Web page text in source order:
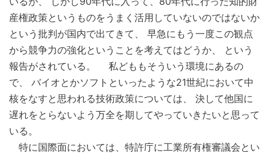
産権政策というものをうまく活用していないのではないか
という批判が国内で出てきて、 早急にもう一度この観点
から競争力の強化ということを考えてはどうか、 という
報告がされている。 私どももそういう環境にあるの
で、 バイオとかソフトといったような21世紀において中
核をなすと思われる技術政策については、 決して他国に
遅れをとらないよう万全を期してやっていきたいと思って
いる。
特に国際面においては、特許庁に工業所有権審議会とい